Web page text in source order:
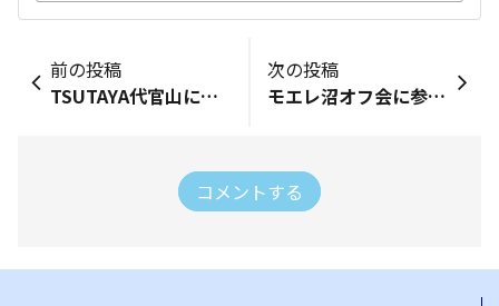
前の投稿
TSUTAYA代官山にまたまた行きます
次の投稿
モエレ沼オフ会に参加していたSUBARU車1‼️
コメントする